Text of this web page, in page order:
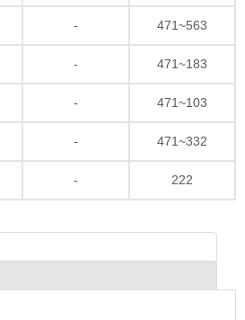
- 471~563
- 471~183
- 471~103
- 471~332
- 222